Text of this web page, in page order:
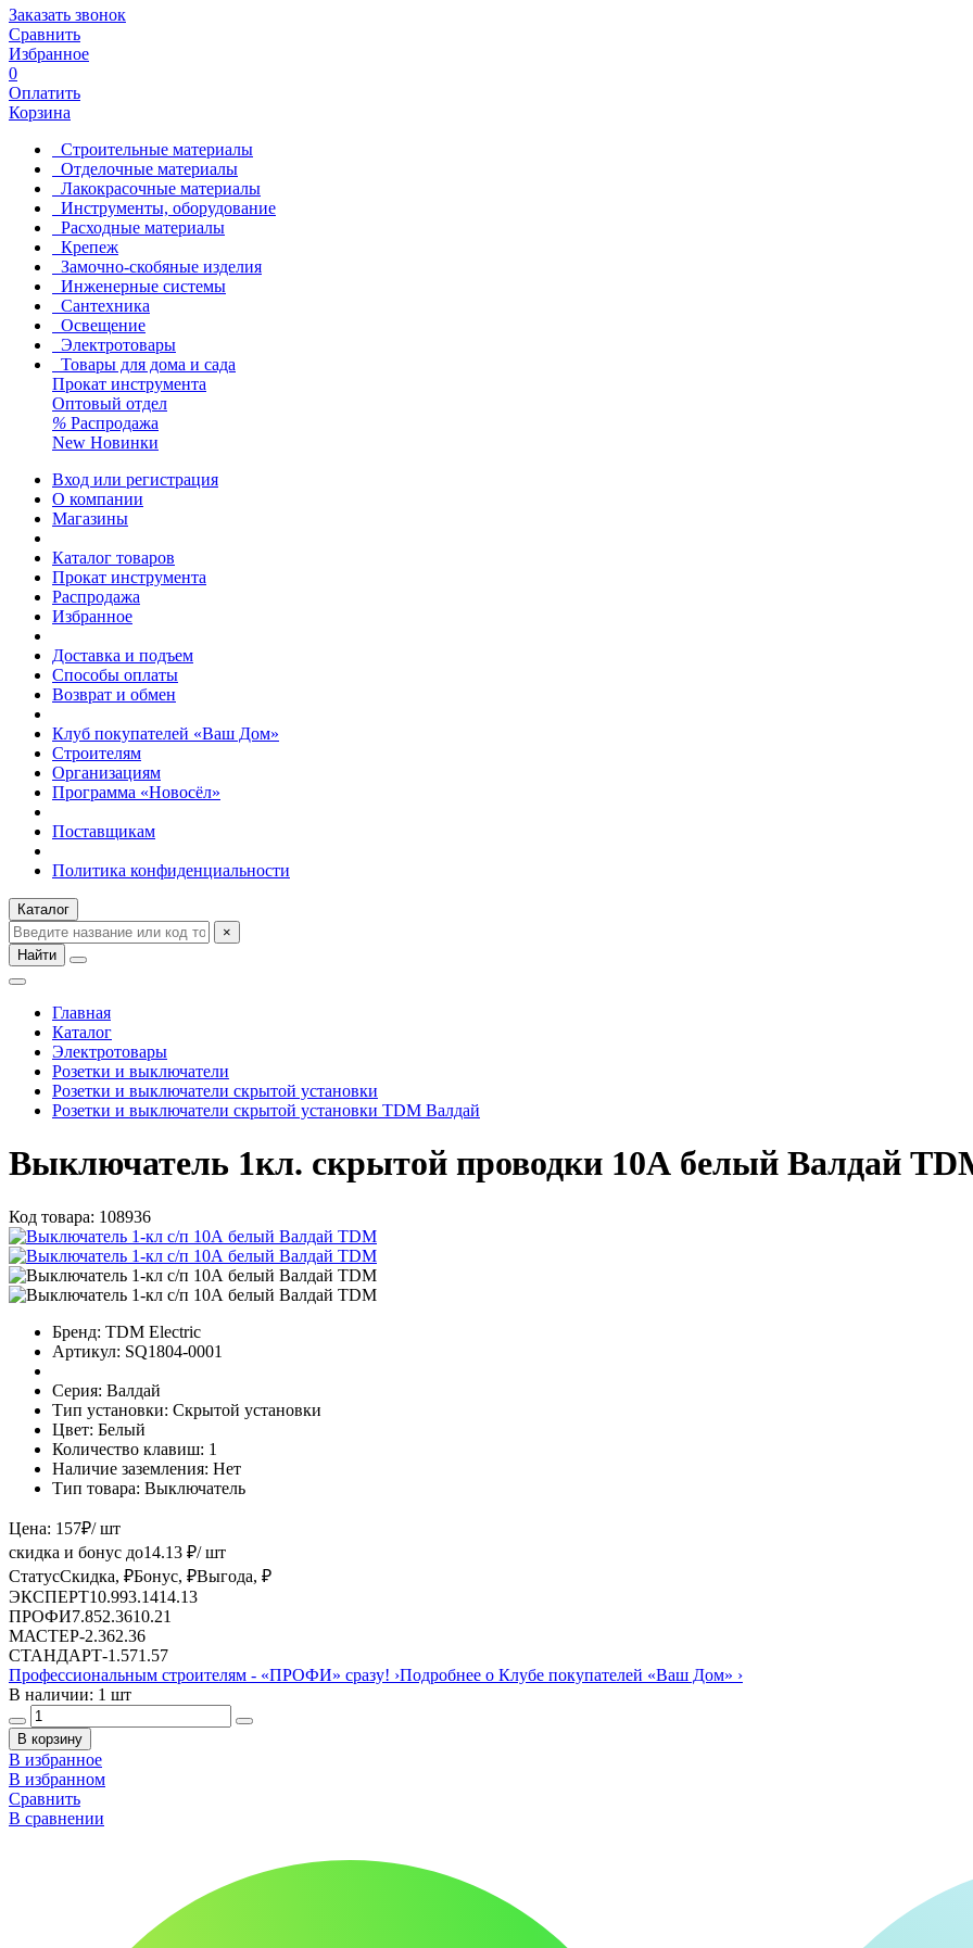
Заказать звонок
Сравнить
Избранное
0
Оплатить
Корзина
Строительные материалы
Отделочные материалы
Лакокрасочные материалы
Инструменты, оборудование
Расходные материалы
Крепеж
Замочно-скобяные изделия
Инженерные системы
Сантехника
Освещение
Электротовары
Товары для дома и сада
Прокат инструмента
Оптовый отдел
% Распродажа
New Новинки
Вход или регистрация
О компании
Магазины
Каталог товаров
Прокат инструмента
Распродажа
Избранное
Доставка и подъем
Способы оплаты
Возврат и обмен
Клуб покупателей «Ваш Дом»
Строителям
Организациям
Программа «Новосёл»
Поставщикам
Политика конфиденциальности
Каталог
×
Найти
Главная
Каталог
Электротовары
Розетки и выключатели
Розетки и выключатели скрытой установки
Розетки и выключатели скрытой установки TDM Валдай
Выключатель 1кл. скрытой проводки 10А белый Валдай
Код товара: 108936
Бренд: TDM Electric
Артикул: SQ1804-0001
Серия: Валдай
Тип установки: Скрытой установки
Цвет: Белый
Количество клавиш: 1
Наличие заземления: Нет
Тип товара: Выключатель
Цена: 157₽/ шт
скидка и бонус до14.13 ₽/ шт
СтатусСкидка, ₽Бонус, ₽Выгода, ₽
ЭКСПЕРТ10.993.1414.13
ПРОФИ7.852.3610.21
МАСТЕР-2.362.36
СТАНДАРТ-1.571.57
Профессиональным строителям - «ПРОФИ» сразу! ›Подробнее о Клубе покупателей «Ваш Дом» ›
В наличии: 1 шт
В корзину
В избранное
В избранном
Сравнить
В сравнении